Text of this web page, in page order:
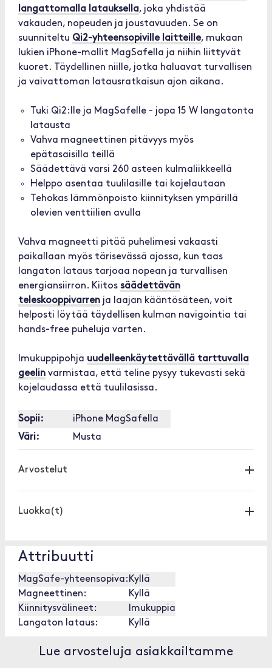
langattomalla latauksella, joka yhdistää
vakauden, nopeuden ja joustavuuden. Se on
suunniteltu Qi2-yhteensopiville laitteille, mukaan
lukien iPhone-mallit MagSafella ja niihin liittyvät
kuoret. Täydellinen niille, jotka haluavat turvallisen
ja vaivattoman latausratkaisun ajon aikana.
Tuki Qi2:lle ja MagSafelle - jopa 15 W langatonta
latausta
Vahva magneettinen pitävyys myös
epätasaisilla teillä
Säädettävä varsi 260 asteen kulmaliikkeellä
Helppo asentaa tuulilasille tai kojelautaan
Tehokas lämmönpoisto kiinnityksen ympärillä
olevien venttiilien avulla
Vahva magneetti pitää puhelimesi vakaasti
paikallaan myös tärisevässä ajossa, kun taas
langaton lataus tarjoaa nopean ja turvallisen
energiansiirron. Kiitos säädettävän
teleskooppivarren ja laajan kääntösäteen, voit
helposti löytää täydellisen kulman navigointia tai
hands-free puheluja varten.
Imukuppipohja uudelleenkäytettävällä tarttuvalla
geelin varmistaa, että teline pysyy tukevasti sekä
kojelaudassa että tuulilasissa.
Sopii:
iPhone MagSafella
Väri:
Musta
Arvostelut
Luokka(t)
Attribuutti
MagSafe-yhteensopiva: Kyllä
Magneettinen:
Kyllä
Kiinnitysvälineet:
Imukuppia
Langaton lataus:
Kyllä
Lue arvosteluja asiakkailtamme